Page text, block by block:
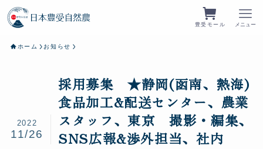
豊受モール メニュー
ホーム お知らせ
採用募集 ★静岡(函南、熱海)
食品加工&配送センター、農業
スタッフ、東京 撮影・編集、
SNS広報&渉外担当、社内
2022
11/26